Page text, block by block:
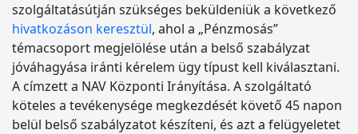
szolgáltatásútján szükséges beküldeniük a következő
hivatkozáson keresztül, ahol a „Pénzmosás”
témacsoport megjelölése után a belső szabályzat
jóváhagyása iránti kérelem ügy típust kell kiválasztani.
A címzett a NAV Központi Irányítása. A szolgáltató
köteles a tevékenysége megkezdését követő 45 napon
belül belső szabályzatot készíteni, és azt a felügyeletet